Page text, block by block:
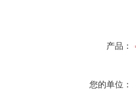
产品：
您的单位：